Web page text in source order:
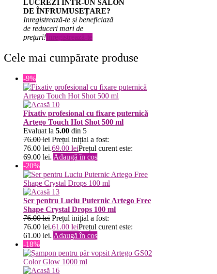
LUCREZI ÎNTR-UN SALON
DE ÎNFRUMUSEȚARE?
Inregistrează-te și beneficiază
de reduceri mari de
prețuri!Inregistrează-te
Cele mai cumpărate produse
-9%
Fixativ profesional cu fixare puternică
Artego Touch Hot Shot 500 ml
Evaluat la 5.00 din 5
76.00lei Prețul inițial a fost:
76.00 lei.69.00 leiPrețul curent este:
69.00 lei. Adaugă în coș
-20%
Ser pentru Luciu Puternic Artego Free
Shape Crystal Drops 100 ml
76.00lei Prețul inițial a fost:
76.00 lei.61.00 leiPrețul curent este:
61.00 lei. Adaugă în coș
-18%